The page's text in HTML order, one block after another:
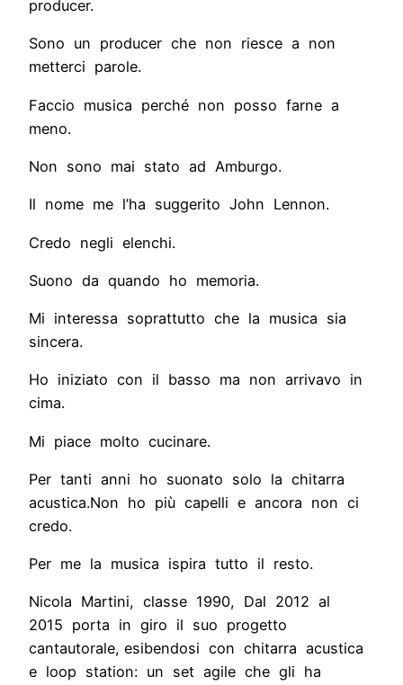
producer.
Sono un producer che non riesce a non
metterci parole.
Faccio musica perché non posso farne a
meno.
Non sono mai stato ad Amburgo.
Il nome me l’ha suggerito John Lennon.
Credo negli elenchi.
Suono da quando ho memoria.
Mi interessa soprattutto che la musica sia
sincera.
Ho iniziato con il basso ma non arrivavo in
cima.
Mi piace molto cucinare.
Per tanti anni ho suonato solo la chitarra
acustica.Non ho più capelli e ancora non ci
credo.
Per me la musica ispira tutto il resto.
Nicola Martini, classe 1990, Dal 2012 al
2015 porta in giro il suo progetto
cantautorale, esibendosi con chitarra acustica
e loop station: un set agile che gli ha